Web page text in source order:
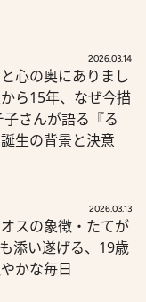
2026.03.14
心の奥にありまし
ら15年、なぜ今描
さんが語る『る
生の背景と決意
2026.03.13
スの象徴・たてが
添い遂げる、19歳
かな毎日